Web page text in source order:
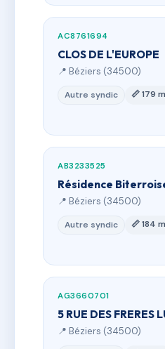
AC8761694
CLOS DE L'EUROPE
📍 Béziers (34500)
Autre syndic 📏 179 m
AB3233525
Résidence
📍 Béziers (34500)
Autre syndic 📏 184 m
AG3660701
5 RUE DES FRERES
📍 Béziers (34500)